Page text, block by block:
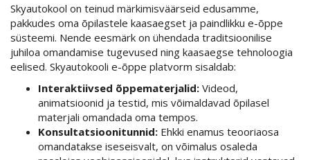
Skyautokool on teinud märkimisväärseid edusamme,
pakkudes oma õpilastele kaasaegset ja paindlikku e-õppe
süsteemi. Nende eesmärk on ühendada traditsioonilise
juhiloa omandamise tugevused ning kaasaegse tehnoloogia
eelised. Skyautokooli e-õppe platvorm sisaldab:
Interaktiivsed õppematerjalid: Videod,
animatsioonid ja testid, mis võimaldavad õpilasel
materjali omandada oma tempos.
Konsultatsioonitunnid: Ehkki enamus teooriaosa
omandatakse iseseisvalt, on võimalus osaleda